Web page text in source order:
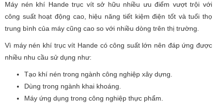
Máy nén khí Hande trục vít sở hữu nhiều ưu điểm vượt trội với
công suất hoạt động cao, hiệu năng tiết kiệm điện tốt và tuổi thọ
trung bình của máy cũng cao so với nhiều dòng trên thị trường.
Vì máy nén khí trục vít Hande có công suất lớn nên đáp ứng được
nhiều nhu cầu sử dụng như:
Tạo khí nén trong ngành công nghiệp xây dựng.
Dùng trong ngành khai khoáng.
Máy ứng dụng trong công nghiệp thực phẩm.